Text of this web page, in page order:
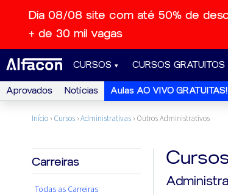
Dia 08/08 site com até 50% de
+ de 30 mil vagas
CURSOS CURSOS GRATUITOS
Aprovados Notícias Aulas AO VIVO GRATUITAS!
Início › Cursos ›Administrativas › Outros Administrativos
Carreiras
Todas as Carreiras